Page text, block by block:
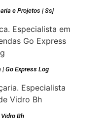
e Projetos | Ssj
Go Express Log
Bh